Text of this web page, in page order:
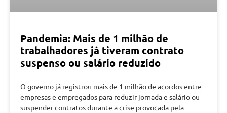
Pandemia: Mais de 1 milhão de
trabalhadores já tiveram contrato
suspenso ou salário reduzido
O governo já registrou mais de 1 milhão de acordos entre
empresas e empregados para reduzir jornada e salário ou
suspender contratos durante a crise provocada pela